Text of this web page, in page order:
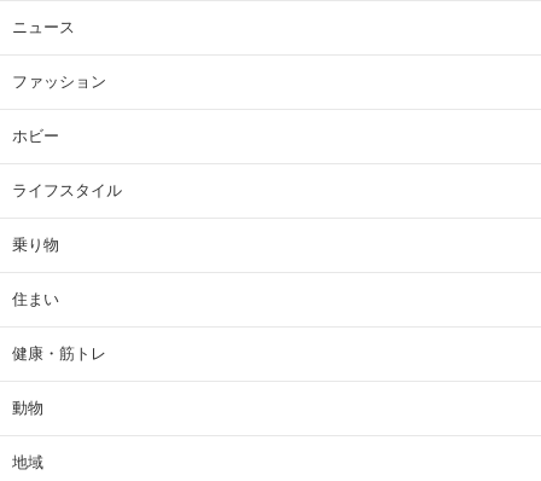
ニュース
ファッション
ホビー
ライフスタイル
乗り物
住まい
健康・筋トレ
動物
地域